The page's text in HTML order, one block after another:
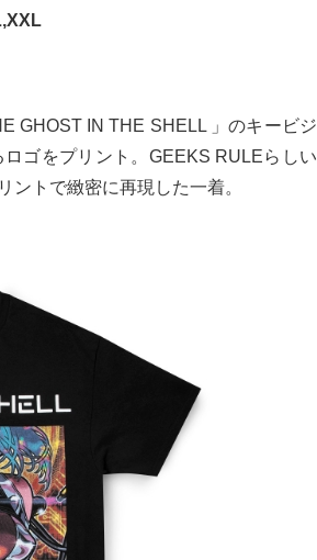
GHOST IN THE SHELL 」のキービジ
ゴをプリント。GEEKS RULEらしい
トで緻密に再現した一着。